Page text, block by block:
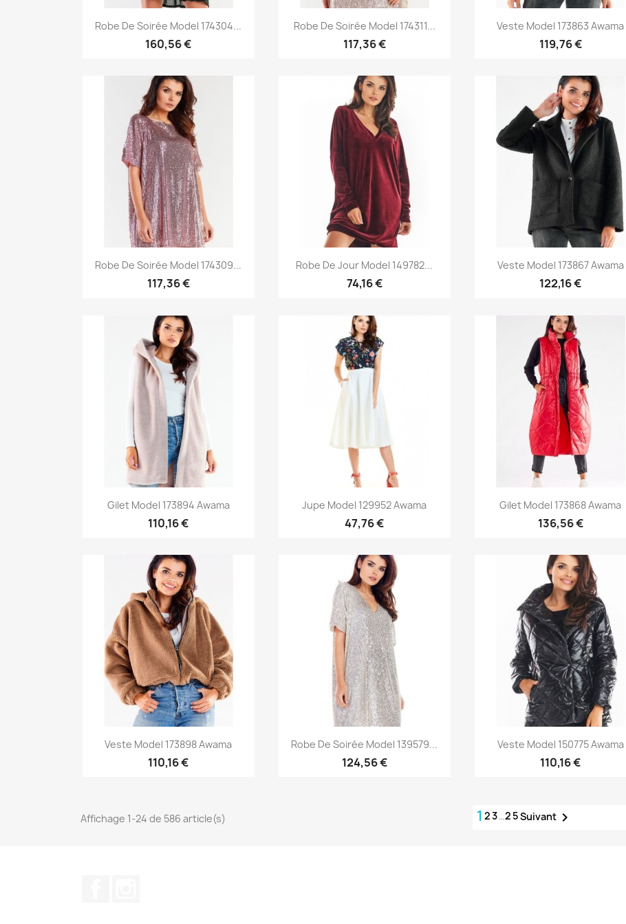
 Aperçu rapide
Robe De Soirée Model 174304...
160,56 €
 Aperçu rapide
Robe De Soirée Model 174311...
117,36 €
Aperçu rapide
Veste Model 173863 Awama
119,76 €
Aperçu rapide
Robe De Soirée Model 174309...
117,36 €
Aperçu rapide
Robe De Jour Model 149782...
74,16 €
Aperçu rapide
Veste Model 173867 Awama
122,16 €
Aperçu rapide
Gilet Model 173894 Awama
110,16 €
Aperçu rapide
Jupe Model 129952 Awama
47,76 €
Aperçu rapide
Gilet Model 173868 Awama
136,56 €
Aperçu rapide
Veste Model 173898 Awama
110,16 €
Aperçu rapide
Robe De Soirée Model 139579...
124,56 €
Aperçu rapide
Veste Model 150775 Awama
110,16 €
Affichage 1-24 de 586 article(s) 1 23…25Suivant